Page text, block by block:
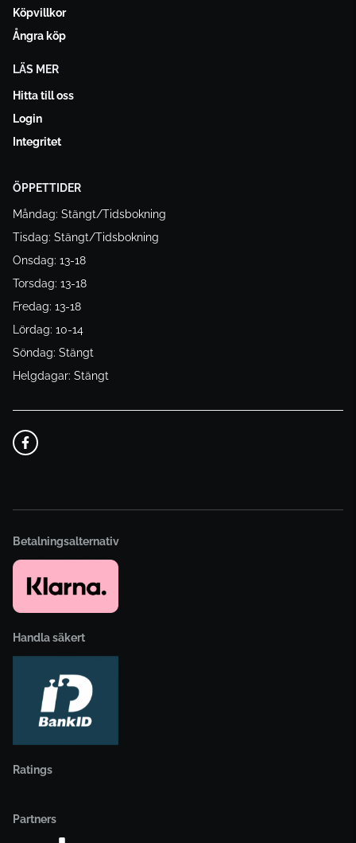
Köpvillkor
Ångra köp
LÄS MER
Hitta till oss
Login
Integritet
ÖPPETTIDER
Måndag: Stängt/Tidsbokning
Tisdag: Stängt/Tidsbokning
Onsdag: 13-18
Torsdag: 13-18
Fredag: 13-18
Lördag: 10-14
Söndag: Stängt
Helgdagar: Stängt
Betalningsalternativ
Handla säkert
Ratings
Partners